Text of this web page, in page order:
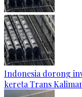
Indonesia dorong
kereta Trans